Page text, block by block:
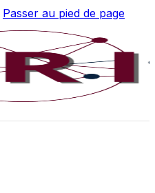
Passer au pied de page